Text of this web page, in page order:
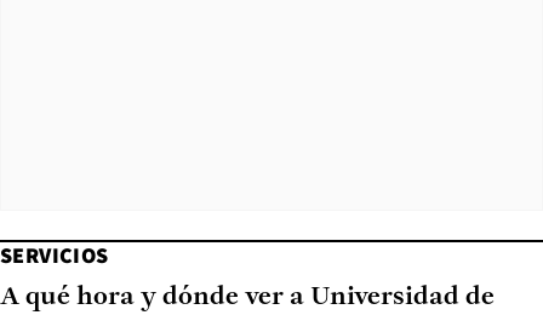
SERVICIOS
A qué hora y dónde ver a Universidad de